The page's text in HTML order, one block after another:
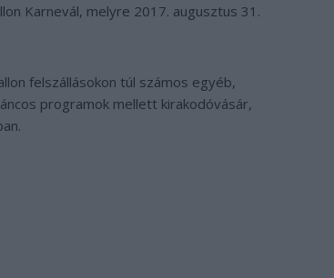
Karnevál, melyre 2017. augusztus 31.
felszállásokon túl számos egyéb,
programok mellett kirakodóvásár,